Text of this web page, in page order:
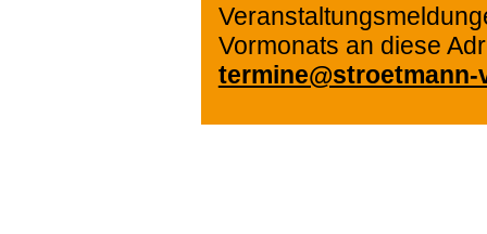
Vormonats an diese
termine@stroetmann-